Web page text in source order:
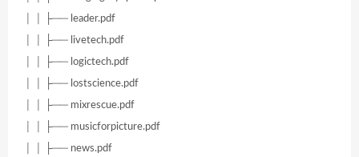
│ │ ├── leader.pdf
│ │ ├── livetech.pdf
│ │ ├── logictech.pdf
│ │ ├── lostscience.pdf
│ │ ├── mixrescue.pdf
│ │ ├── musicforpicture.pdf
│ │ ├── news.pdf